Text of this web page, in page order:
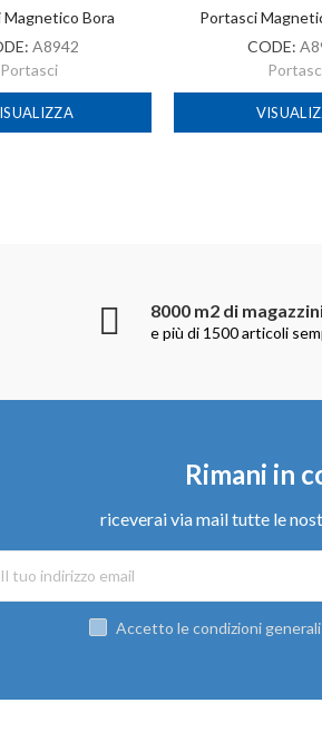
Magnetico Bora
A8942
Portasci
Portasci
CODE:
8000 m2 di
e più di 1500 articoli
Rimani in
riceverai via mail tutte le
Accetto le condizioni